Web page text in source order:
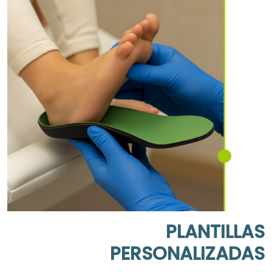
PLANTILLAS
PERSONALIZADAS